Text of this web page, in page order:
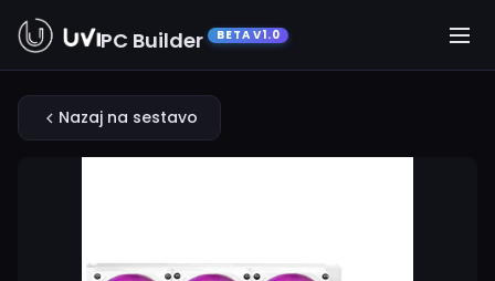
PC Builder BETA V1.0
Nazaj na sestavo